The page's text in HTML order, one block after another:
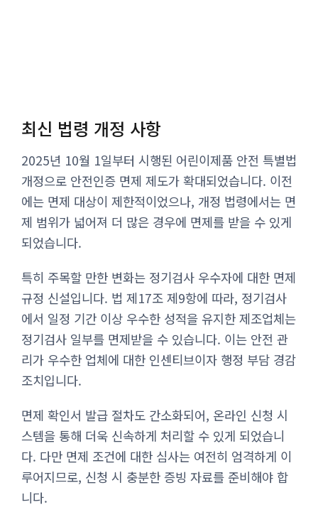
최신 법령 개정 사항
2025년 10월 1일부터 시행된 어린이제품 안전 특별법
개정으로 안전인증 면제 제도가 확대되었습니다. 이전
에는 면제 대상이 제한적이었으나, 개정 법령에서는 면
제 범위가 넓어져 더 많은 경우에 면제를 받을 수 있게
되었습니다.
특히 주목할 만한 변화는 정기검사 우수자에 대한 면제
규정 신설입니다. 법 제17조 제9항에 따라, 정기검사
에서 일정 기간 이상 우수한 성적을 유지한 제조업체는
정기검사 일부를 면제받을 수 있습니다. 이는 안전 관
리가 우수한 업체에 대한 인센티브이자 행정 부담 경감
조치입니다.
면제 확인서 발급 절차도 간소화되어, 온라인 신청 시
스템을 통해 더욱 신속하게 처리할 수 있게 되었습니
다. 다만 면제 조건에 대한 심사는 여전히 엄격하게 이
루어지므로, 신청 시 충분한 증빙 자료를 준비해야 합
니다.